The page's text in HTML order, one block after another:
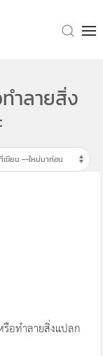
ำลายสิ่ง
รือทำลายสิ่งแปลก